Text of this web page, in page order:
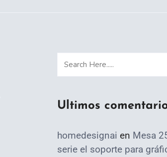
Ultimos
homedesignai en Mesa
serie el soporte para